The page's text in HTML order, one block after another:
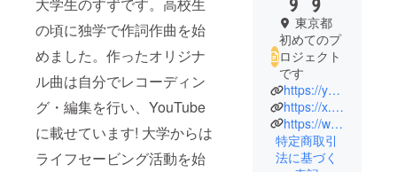
大学生のすずです。高校生
の頃に独学で作詞作曲を始
めました。作ったオリジナ
ル曲は自分でレコーディン
グ・編集を行い、YouTube
に載せています! 大学からは
ライフセービング活動を始
東京都
初めてのプ
ロジェクト
です
https://youtube.com/channel/UCDZX9fEVALSQ4RC-r5LrXRg?si=FbTPKNceEv-0dC14
https://x.com/iamsuzu_?s=21&t=9_NyYexwYi8GIn6cRVfo-Q
https://www.tiktok.com/@grtchu1?_t=ZS-8xqdptIDSV8&_r=1
特定商取引
法に基づく